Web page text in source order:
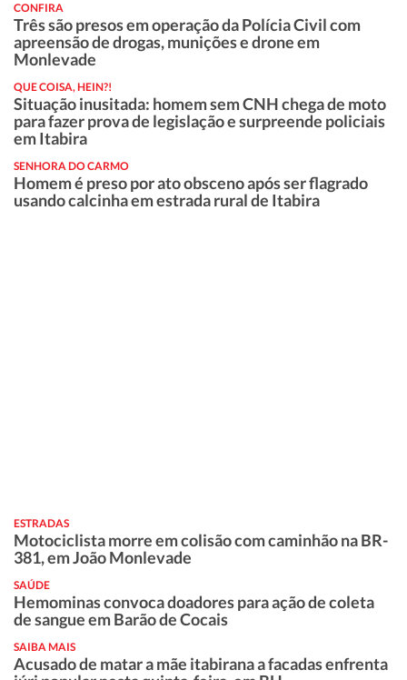
CONFIRA
Três são presos em operação da Polícia Civil com
apreensão de drogas, munições e drone em
Monlevade
QUE COISA, HEIN?!
Situação inusitada: homem sem CNH chega de moto
para fazer prova de legislação e surpreende policiais
em Itabira
SENHORA DO CARMO
Homem é preso por ato obsceno após ser flagrado
usando calcinha em estrada rural de Itabira
ESTRADAS
Motociclista morre em colisão com caminhão na BR-
381, em João Monlevade
SAÚDE
Hemominas convoca doadores para ação de coleta
de sangue em Barão de Cocais
SAIBA MAIS
Acusado de matar a mãe itabirana a facadas enfrenta